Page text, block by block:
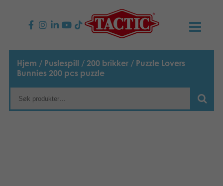
PRODUKTER
Barnespill
Familiespill
TACTIC
Hjem / Puslespill / 200 brikker / Puzzle Lovers
Bunnies 200 pcs puzzle